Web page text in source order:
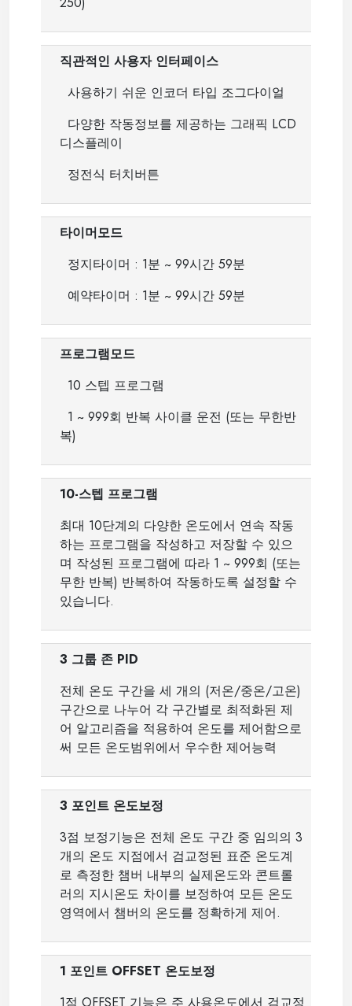
직관적인 사용자 인터페이스
사용하기 쉬운 인코더 타입 조그다이얼
다양한 작동정보를 제공하는 그래픽 LCD
디스플레이
정전식 터치버튼
타이머모드
정지타이머 : 1분 ~ 99시간 59분
예약타이머 : 1분 ~ 99시간 59분
프로그램모드
10 스텝 프로그램
1 ~ 999회 반복 사이클 운전 (또는 무한반
복)
10-스텝 프로그램
최대 10단계의 다양한 온도에서 연속 작동
하는 프로그램을 작성하고 저장할 수 있으
며 작성된 프로그램에 따라 1 ~ 999회 (또는
무한 반복) 반복하여 작동하도록 설정할 수
있습니다.
3 그룹 존 PID
전체 온도 구간을 세 개의 (저온/중온/고온)
구간으로 나누어 각 구간별로 최적화된 제
어 알고리즘을 적용하여 온도를 제어함으로
써 모든 온도범위에서 우수한 제어능력
3 포인트 온도보정
3점 보정기능은 전체 온도 구간 중 임의의 3
개의 온도 지점에서 검교정된 표준 온도계
로 측정한 챔버 내부의 실제온도와 콘트롤
러의 지시온도 차이를 보정하여 모든 온도
영역에서 챔버의 온도를 정확하게 제어.
1 포인트 OFFSET 온도보정